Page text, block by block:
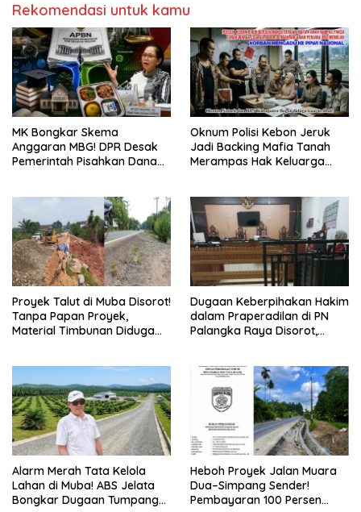
Rekomendasi untuk kamu
MK Bongkar Skema
Anggaran MBG! DPR Desak
Pemerintah Pisahkan Dana
Oknum Polisi Kebon Jeruk
Jadi Backing Mafia Tanah
Merampas Hak Keluarga
Proyek Talut di Muba Disorot!
Tanpa Papan Proyek,
Material Timbunan Diduga
Dugaan Keberpihakan Hakim
dalam Praperadilan di PN
Palangka Raya Disorot,
Alarm Merah Tata Kelola
Lahan di Muba! ABS Jelata
Bongkar Dugaan Tumpang
Heboh Proyek Jalan Muara
Dua–Simpang Sender!
Pembayaran 100 Persen